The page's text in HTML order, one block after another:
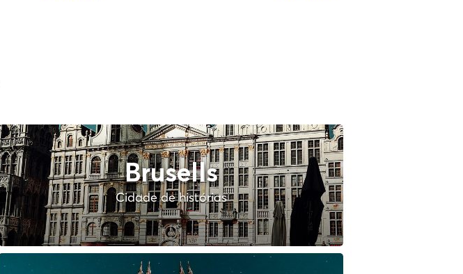
Brusells
Cidade de histórias